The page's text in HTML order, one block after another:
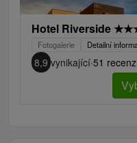
Hotel Riverside ★★
Fotogalerie Detailní
8,9 vynikající·51